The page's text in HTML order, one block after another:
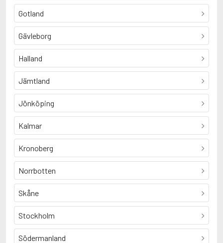
Gotland
Gävleborg
Halland
Jämtland
Jönköping
Kalmar
Kronoberg
Norrbotten
Skåne
Stockholm
Södermanland